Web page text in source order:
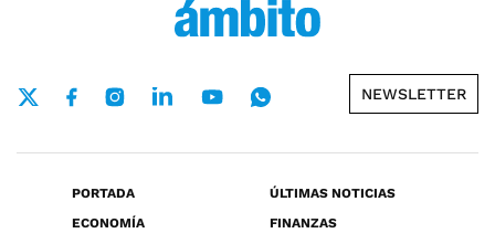
NEWSLETTER
PORTADA
ÚLTIMAS NOTICIAS
ECONOMÍA
FINANZAS